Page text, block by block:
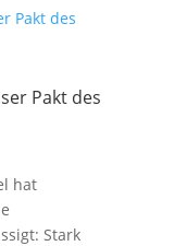
Pakt des
hat
Stark